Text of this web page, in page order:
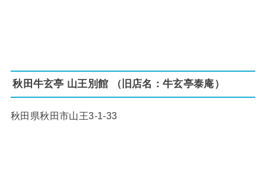
秋田牛玄亭 山王別館 （旧店名：牛玄亭泰庵）
秋田県秋田市山王3-1-33